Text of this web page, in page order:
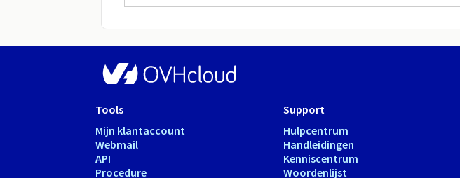
Tools
Mijn klantaccount
Webmail
API
Procedure
Support
Hulpcentrum
Handleidingen
Kenniscentrum
Woordenlijst